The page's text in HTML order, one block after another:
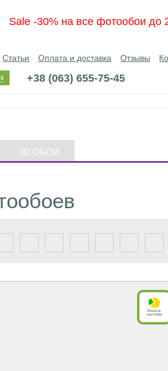
Sale -30% на все фотообои до
Статьи Оплата и доставка Отзывы
+38 (063) 655-75-45
3D ОБОИ